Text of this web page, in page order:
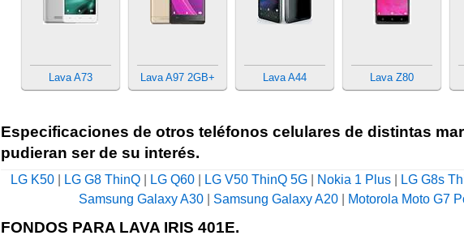
Lava A73 Lava A97 2GB+ Lava A44 Lava Z80
Especificaciones de otros teléfonos celulares de distintas
pudieran ser de su interés.
LG K50 LG G8 ThinQ LG Q60 LG V50 ThinQ 5G Nokia 1 Plus LG G8s
Samsung Galaxy A30
Samsung Galaxy A20 Motorola Moto G7
FONDOS PARA LAVA IRIS 401E.